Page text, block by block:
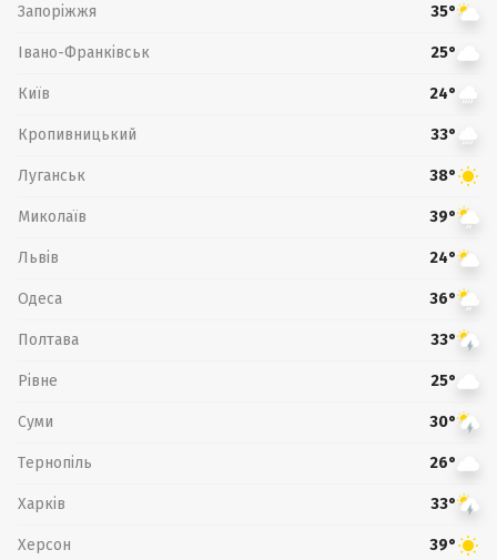
Запоріжжя 35°
Івано-Франківськ 25°
Київ 24°
Кропивницький 33°
Луганськ 38°
Миколаїв 39°
Львів 24°
Одеса 36°
Полтава 33°
Рівне 25°
Суми 30°
Тернопіль 26°
Харків 33°
Херсон 39°